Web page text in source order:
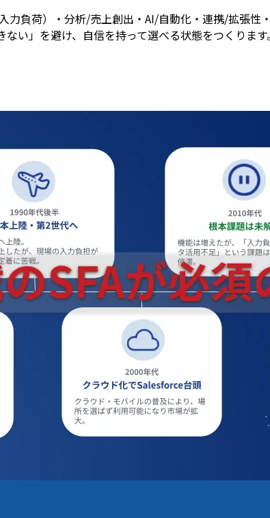
力負荷）・分析/売上創出・AI/自動化・連携/拡張性
い」を避け、自信を持って選べる状態をつくります。